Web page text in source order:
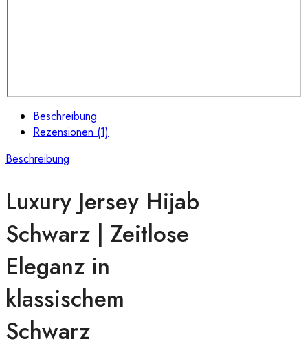
Beschreibung
Rezensionen (1)
Beschreibung
Luxury Jersey Hijab
Schwarz | Zeitlose
Eleganz in
klassischem
Schwarz